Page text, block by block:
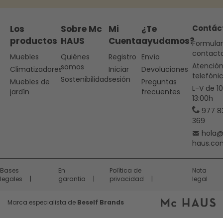
Los
productos
Muebles
Climatizadores
Muebles de
jardín
Sobre Mc
HAUS
Quiénes
somos
Sostenibilidad
Mi
Cuenta
Registro
Iniciar
sesión
¿Te
ayudamos?
Envío
Devoluciones
Preguntas
frecuentes
Atención
L-V de
13:00h
977
369
Bases
legales
En
garantia
Política de
privacidad
Nota
legal
Marca especialista de Beself Brands